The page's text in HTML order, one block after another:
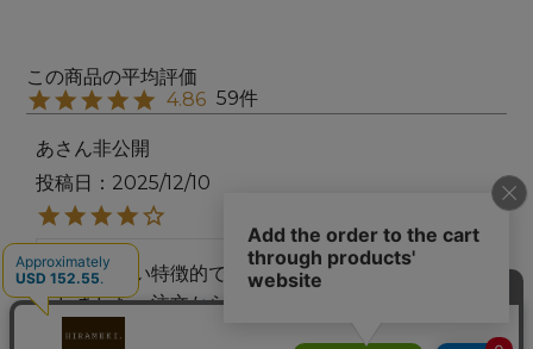
4.86 59
あ
非公開
投稿日
2025/12/10
他にはない特徴的で芸術的なデザインに一目惚れ
しました。注文から家に届くまで2日ととても早
かったのも良かったです。ラウンドファスナーよ